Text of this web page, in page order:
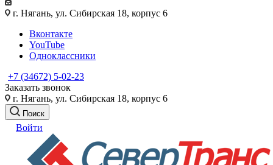
г. Нягань, ул. Сибирская 18, корпус 6
Вконтакте
YouTube
Одноклассники
+7 (34672) 5-02-23
Заказать звонок
г. Нягань, ул. Сибирская 18, корпус 6
Поиск
Войти